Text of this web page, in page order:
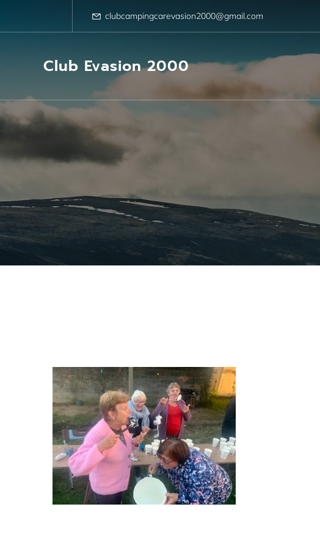
clubcampingcarevasion2000@gmail.com
Club Evasion 2000